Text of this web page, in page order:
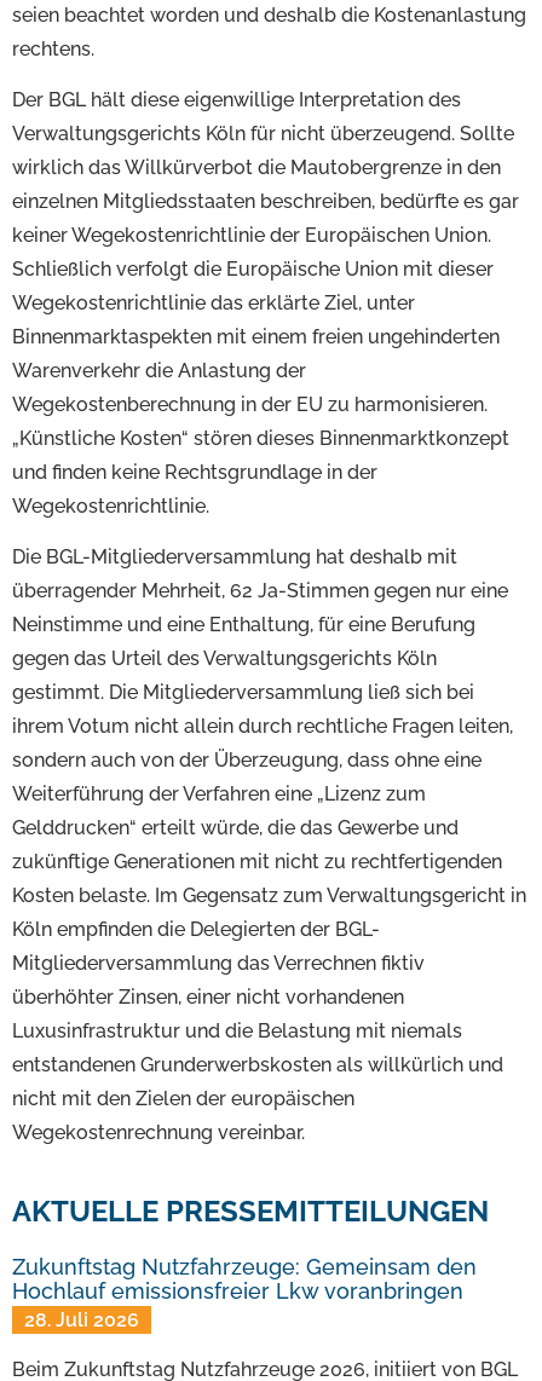
seien beachtet worden und deshalb die Kostenanlastung
rechtens.
Der BGL hält diese eigenwillige Interpretation des
Verwaltungsgerichts Köln für nicht überzeugend. Sollte
wirklich das Willkürverbot die Mautobergrenze in den
einzelnen Mitgliedsstaaten beschreiben, bedürfte es gar
keiner Wegekostenrichtlinie der Europäischen Union.
Schließlich verfolgt die Europäische Union mit dieser
Wegekostenrichtlinie das erklärte Ziel, unter
Binnenmarktaspekten mit einem freien ungehinderten
Warenverkehr die Anlastung der
Wegekostenberechnung in der EU zu harmonisieren.
„Künstliche Kosten“ stören dieses Binnenmarktkonzept
und finden keine Rechtsgrundlage in der
Wegekostenrichtlinie.
Die BGL-Mitgliederversammlung hat deshalb mit
überragender Mehrheit, 62 Ja-Stimmen gegen nur eine
Neinstimme und eine Enthaltung, für eine Berufung
gegen das Urteil des Verwaltungsgerichts Köln
gestimmt. Die Mitgliederversammlung ließ sich bei
ihrem Votum nicht allein durch rechtliche Fragen leiten,
sondern auch von der Überzeugung, dass ohne eine
Weiterführung der Verfahren eine „Lizenz zum
Gelddrucken“ erteilt würde, die das Gewerbe und
zukünftige Generationen mit nicht zu rechtfertigenden
Kosten belaste. Im Gegensatz zum Verwaltungsgericht in
Köln empfinden die Delegierten der BGL-
Mitgliederversammlung das Verrechnen fiktiv
überhöhter Zinsen, einer nicht vorhandenen
Luxusinfrastruktur und die Belastung mit niemals
entstandenen Grunderwerbskosten als willkürlich und
nicht mit den Zielen der europäischen
Wegekostenrechnung vereinbar.
AKTUELLE PRESSEMITTEILUNGEN
Zukunftstag Nutzfahrzeuge: Gemeinsam den
Hochlauf emissionsfreier Lkw voranbringen
28. Juli 2026
Beim Zukunftstag Nutzfahrzeuge 2026, initiiert von BGL